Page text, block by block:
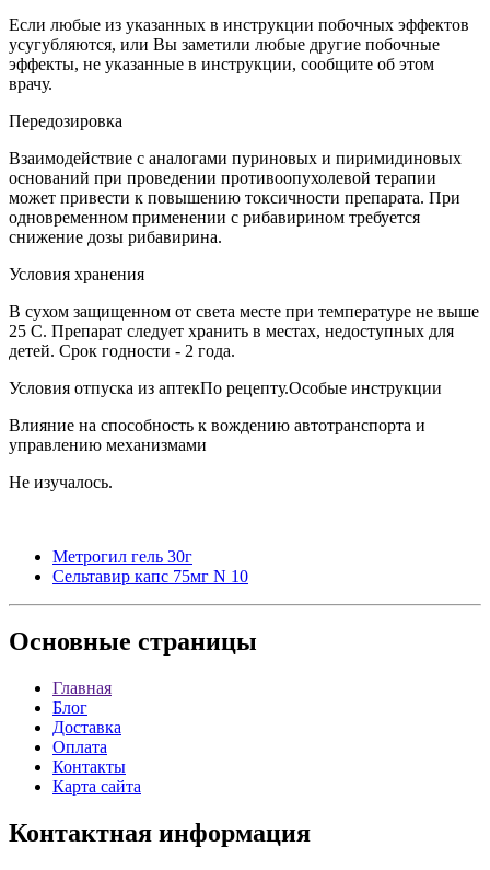
Если любые из указанных в инструкции побочных эффектов
усугубляются, или Вы заметили любые другие побочные
эффекты, не указанные в инструкции, сообщите об этом
врачу.
Передозировка
Взаимодействие с аналогами пуриновых и пиримидиновых
оснований при проведении противоопухолевой терапии
может привести к повышению токсичности препарата. При
одновременном применении с рибавирином требуется
снижение дозы рибавирина.
Условия хранения
В сухом защищенном от света месте при температуре не выше
25 С. Препарат следует хранить в местах, недоступных для
детей. Срок годности - 2 года.
Условия отпуска из аптекПо рецепту.Особые инструкции
Влияние на способность к вождению автотранспорта и
управлению механизмами
Не изучалось.
Метрогил гель 30г
Сельтавир капс 75мг N 10
Основные страницы
Главная
Блог
Доставка
Оплата
Контакты
Карта сайта
Контактная информация